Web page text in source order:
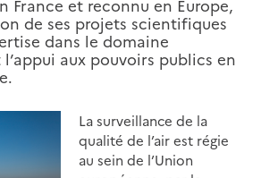
France et reconnu en Europe,
de ses projets scientifiques
dans le domaine
aux pouvoirs publics en
La surveillance de la
qualité de l’air est régie
au sein de l’Union